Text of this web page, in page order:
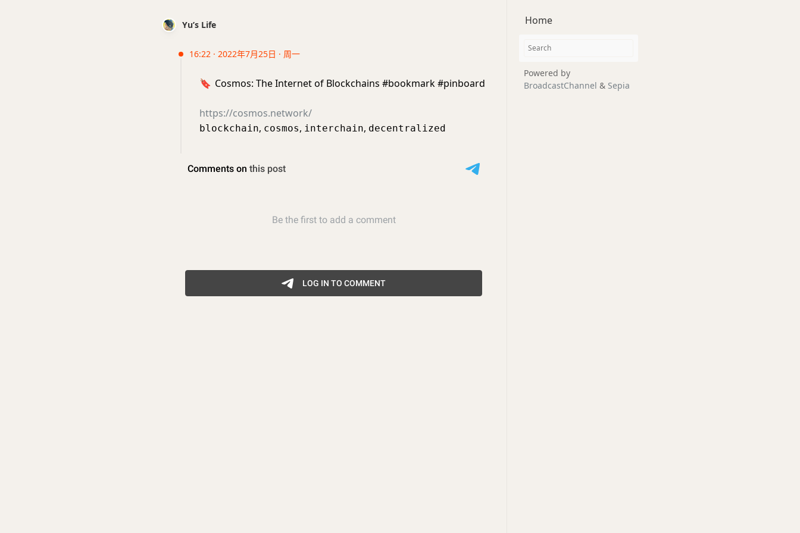
Yu’s Life
16:22 · 2022年7月25日 · 周一
🔖 Cosmos: The Internet of Blockchains #bookmark #pinboard
https://cosmos.network/
blockchain, cosmos, interchain, decentralized
Home
Powered by
BroadcastChannel & Sepia